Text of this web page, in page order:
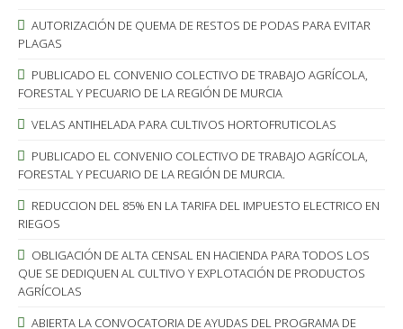
AUTORIZACIÓN DE QUEMA DE RESTOS DE PODAS PARA EVITAR
PLAGAS
PUBLICADO EL CONVENIO COLECTIVO DE TRABAJO AGRÍCOLA,
FORESTAL Y PECUARIO DE LA REGIÓN DE MURCIA
VELAS ANTIHELADA PARA CULTIVOS HORTOFRUTICOLAS
PUBLICADO EL CONVENIO COLECTIVO DE TRABAJO AGRÍCOLA,
FORESTAL Y PECUARIO DE LA REGIÓN DE MURCIA.
REDUCCION DEL 85% EN LA TARIFA DEL IMPUESTO ELECTRICO EN
RIEGOS
OBLIGACIÓN DE ALTA CENSAL EN HACIENDA PARA TODOS LOS
QUE SE DEDIQUEN AL CULTIVO Y EXPLOTACIÓN DE PRODUCTOS
AGRÍCOLAS
ABIERTA LA CONVOCATORIA DE AYUDAS DEL PROGRAMA DE